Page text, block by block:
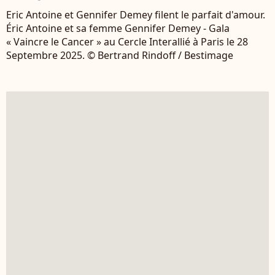
Eric Antoine et Gennifer Demey filent le parfait d'amour.
Éric Antoine et sa femme Gennifer Demey - Gala
« Vaincre le Cancer » au Cercle Interallié à Paris le 28
Septembre 2025. © Bertrand Rindoff / Bestimage